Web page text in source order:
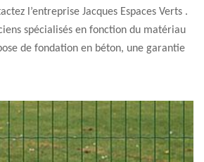
l’entreprise Jacques Espaces Verts .
spécialisés en fonction du matériau
de fondation en béton, une garantie